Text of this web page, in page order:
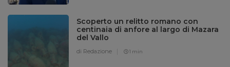
Scoperto un relitto romano con
centinaia di anfore al largo di Mazara
del Vallo
di Redazione 1 min